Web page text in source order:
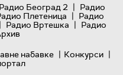
Радио Београд 2 | Радио
Плетеница | Радио
| Радио Вртешка | Радио
набавке | Конкурси |